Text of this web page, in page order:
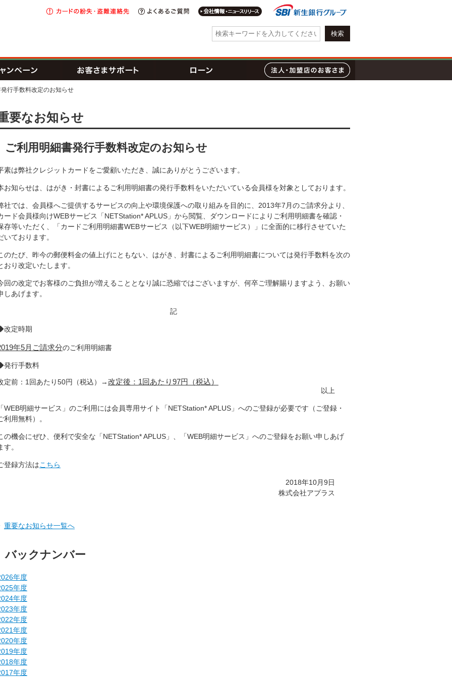
カードの紛失・盗難 連絡先
よくあるご質問 会社情報・IR情報
ローン
行手数料改定のお知らせ
要なお知らせ
ご利用明細書発行手数料改定のお知らせ
素は弊社クレジットカードをご愛顧いただき、誠にありがとうございます。
お知らせは、はがき・封書によるご利用明細書の発行手数料をいただいている会員様を対象としております。
社では、会員様へご提供するサービスの向上や環境保護への取り組みを目的に、2013年7月のご請求分より、
ード会員様向けWEBサービス「NETStation* APLUS」から閲覧、ダウンロードによりご利用明細書を確認・
存等いただく、「カードご利用明細書WEBサービス（以下WEB明細サービス）」に全面的に移行させていた
いております。
のたび、昨今の郵便料金の値上げにともない、はがき、封書によるご利用明細書については発行手数料を次の
おり改定いたします。
回の改定でお客様のご負担が増えることとなり誠に恐縮ではございますが、何卒ご理解賜りますよう、お願い
しあげます。
記
改定時期
年5月ご請求分のご利用明細書
行手数料
定前：1回あたり50円（税込）→改定後：1回あたり97円（税込）
以上
WEB明細サービス」のご利用には会員専用サイト「NETStation* APLUS」へのご登録が必要です（ご登録・
利用無料）。
の機会にぜひ、便利で安全な「NETStation* APLUS」、「WEB明細サービス」へのご登録をお願い申しあげ
す。
登録方法はこちら
2018年10月9日
株式会社アプラス
重要なお知らせ一覧へ
バックナンバー
年度
年度
年度
年度
年度
年度
年度
年度
年度
年度
が可能な提携CD・ATM一覧
レカ防ごう不正利用
フィッシング詐欺の被害に遭わないために